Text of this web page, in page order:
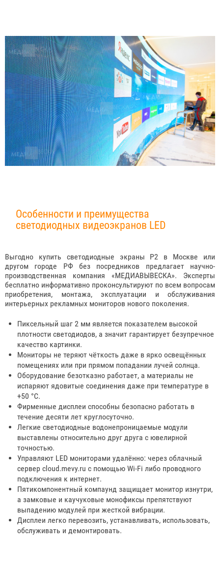
Особенности и преимущества
светодиодных видеоэкранов LED
Выгодно купить светодиодные экраны P2 в Москве или
другом городе РФ без посредников предлагает научно-
производственная компания «МЕДИАВЫВЕСКА». Эксперты
бесплатно информативно проконсультируют по всем вопросам
приобретения, монтажа, эксплуатации и обслуживания
интерьерных рекламных мониторов нового поколения.
Пиксельный шаг 2 мм является показателем высокой
плотности светодиодов, а значит гарантирует безупречное
качество картинки.
Мониторы не теряют чёткость даже в ярко освещённых
помещениях или при прямом попадании лучей солнца.
Оборудование безотказно работает, а материалы не
испаряют ядовитые соединения даже при температуре в
+50 °С.
Фирменные дисплеи способны безопасно работать в
течение десяти лет круглосуточно.
Легкие светодиодные водонепроницаемые модули
выставлены относительно друг друга с ювелирной
точностью.
Управляют LED мониторами удалённо: через облачный
сервер cloud.mevy.ru с помощью Wi-Fi либо проводного
подключения к интернет.
Пятикомпонентный компаунд защищает монитор изнутри,
а замковые и каучуковые монофиксы препятствуют
выпадению модулей при жесткой вибрации.
Дисплеи легко перевозить, устанавливать, использовать,
обслуживать и демонтировать.